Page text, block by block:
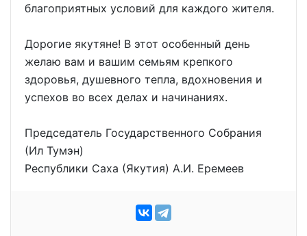
благоприятных условий для каждого жителя.
Дорогие якутяне! В этот особенный день
желаю вам и вашим семьям крепкого
здоровья, душевного тепла, вдохновения и
успехов во всех делах и начинаниях.
Председатель Государственного Собрания
(Ил Тумэн)
Республики Саха (Якутия) А.И. Еремеев